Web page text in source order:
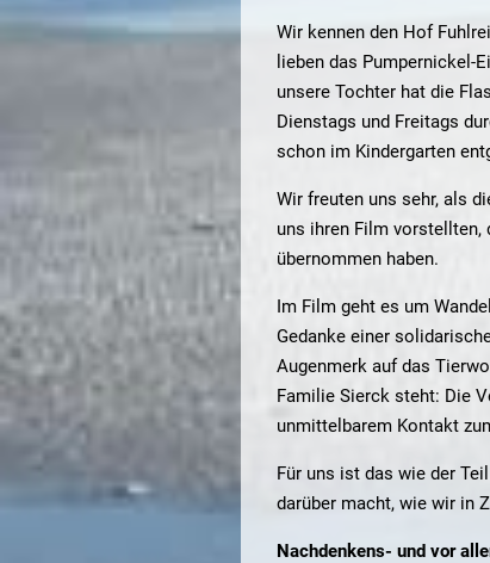
Wir kennen den Hof
lieben das Pumpernickel-
unsere Tochter hat die
Dienstags und Freitags
schon im Kindergarten
Wir freuten uns sehr, als
uns ihren Film vorstellten,
übernommen haben.
Im Film geht es um
Gedanke einer
Augenmerk auf das
Familie Sierck steht: Die
unmittelbarem Kontakt
Für uns ist das wie der
darüber macht, wie wir in
Nachdenkens- und vor